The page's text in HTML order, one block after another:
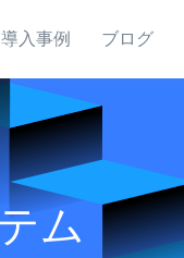
導入事例 ブログ
ム